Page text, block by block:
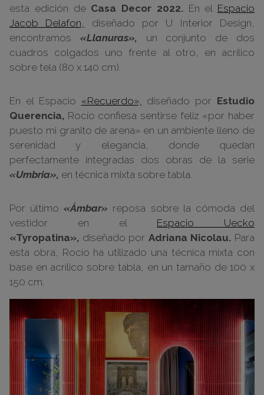
esta edición de Casa Decor 2022.En el Espacio
Jacob Delafon,
diseñado por U Interior Design,
encontramos «Llanuras», un conjunto de dos
cuadros colgados uno frente al otro, en acrílico
sobre tela (80 x 140 cm).
En el Espacio «Recuerdo», diseñado por Estudio
Querencia, Rocío confiesa sentirse feliz «por haber
puesto mi granito de arena» en un ambiente lleno de
serenidad y elegancia, donde quedan
perfectamente integradas dos obras de la serie
«Umbria», en técnica mixta sobre tabla.
Por último«Ámbar» reposa sobre la cómoda del
vestidor en el Espacio Uecko
«Tyropatina», diseñado por Adriana Nicolau. Para
esta obra, Rocío ha utilizado una técnica mixta con
base en acrílico sobre tabla, en un tamaño de 100 x
150 cm.